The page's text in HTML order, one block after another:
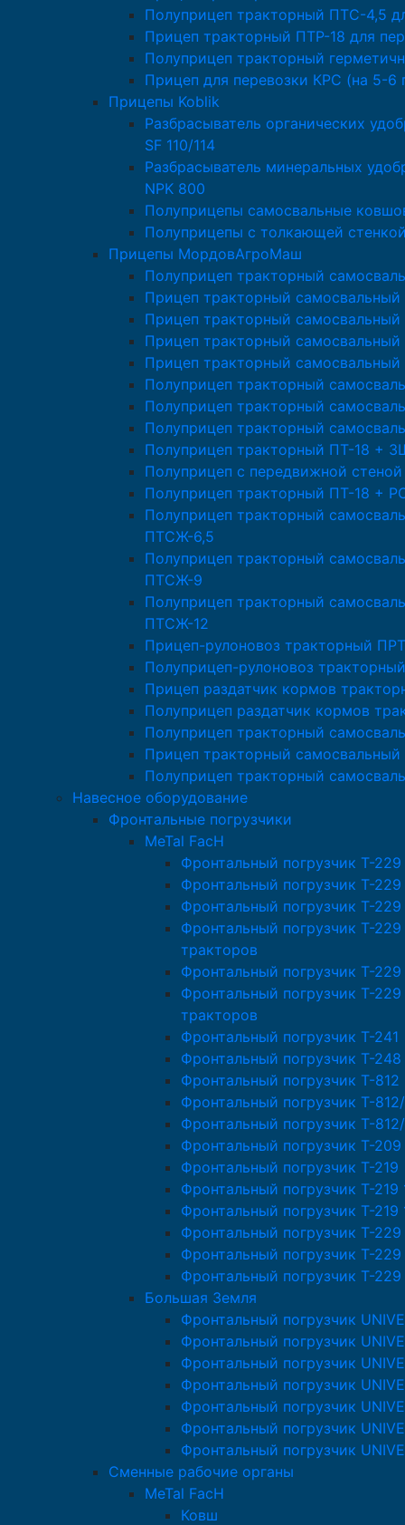
Полуприцеп тракторный ПТС-4,5
Прицеп тракторный ПТР-18 для
Полуприцеп тракторный
Прицеп для перевозки КРС (на 5-6
Прицепы Koblik
Разбрасыватель органических
SF 110/114
Разбрасыватель минеральных
NPK 800
Полуприцепы самосвальные
Полуприцепы с толкающей
Прицепы МордовАгроМаш
Полуприцеп тракторный
Прицеп тракторный
Прицеп тракторный
Прицеп тракторный
Прицеп тракторный
Полуприцеп тракторный
Полуприцеп тракторный
Полуприцеп тракторный
Полуприцеп тракторный ПТ-18 +
Полуприцеп с передвижной
Полуприцеп тракторный ПТ-18 +
Полуприцеп тракторный
ПТСЖ-6,5
Полуприцеп тракторный
ПТСЖ-9
Полуприцеп тракторный
ПТСЖ-12
Прицеп-рулоновоз тракторный
Полуприцеп-рулоновоз
Прицеп раздатчик кормов
Полуприцеп раздатчик кормов
Полуприцеп тракторный
Прицеп тракторный
Полуприцеп тракторный
Навесное оборудование
Фронтальные погрузчики
MeTal FacH
Фронтальный погрузчик T-
Фронтальный погрузчик T-229
Фронтальный погрузчик T-
Фронтальный погрузчик T-
тракторов
Фронтальный погрузчик Т-229
Фронтальный погрузчик T-
тракторов
Фронтальный погрузчик T-241
Фронтальный погрузчик T-248
Фронтальный погрузчик T-812
Фронтальный погрузчик T-
Фронтальный погрузчик T-
Фронтальный погрузчик T-209
Фронтальный погрузчик T-219
Фронтальный погрузчик T-219
Фронтальный погрузчик T-
Фронтальный погрузчик T-229
Фронтальный погрузчик T-
Фронтальный погрузчик T-229
Большая Земля
Фронтальный погрузчик
Фронтальный погрузчик
Фронтальный погрузчик
Фронтальный погрузчик
Фронтальный погрузчик
Фронтальный погрузчик
Фронтальный погрузчик
Сменные рабочие органы
MeTal FacH
Ковш